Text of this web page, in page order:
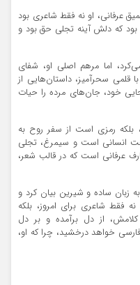
عرفانی، او نه فقط شاعری بود
بود که دلش آینه‌ تجلی حق بود و
اما مرهم اصلی او، شفای
سحرآمیز، داستان‌هایی از
خود، جان‌های مرده را حیات
بلکه رمزی است از سفر روح به
انسانی است و سیمرغ، تجلی
عرفانی است که در قالب شعر،
زبان ساده و شیرین بیان کرد و
فقط شاعری برای امروز، بلکه
از دل برآمده و بر دل
خواهد درخشید، چرا که او،